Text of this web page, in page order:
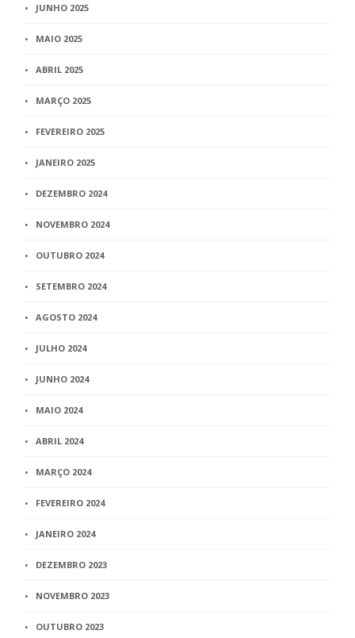
JUNHO 2025
MAIO 2025
ABRIL 2025
MARÇO 2025
FEVEREIRO 2025
JANEIRO 2025
DEZEMBRO 2024
NOVEMBRO 2024
OUTUBRO 2024
SETEMBRO 2024
AGOSTO 2024
JULHO 2024
JUNHO 2024
MAIO 2024
ABRIL 2024
MARÇO 2024
FEVEREIRO 2024
JANEIRO 2024
DEZEMBRO 2023
NOVEMBRO 2023
OUTUBRO 2023